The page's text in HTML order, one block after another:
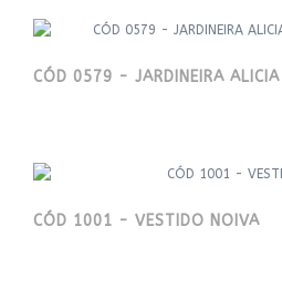
CÓD 0579 - JARDINEIRA
CÓD 1001 - VESTIDO NOIVA